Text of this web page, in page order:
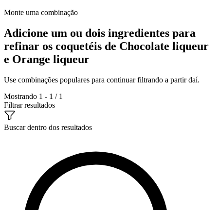
Monte uma combinação
Adicione um ou dois ingredientes para
refinar os coquetéis de Chocolate liqueur
e Orange liqueur
Use combinações populares para continuar filtrando a partir daí.
Mostrando 1 - 1 / 1
Filtrar resultados
Buscar dentro dos resultados